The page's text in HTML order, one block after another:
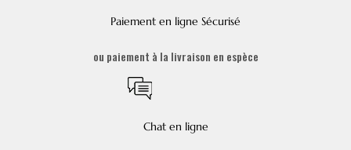
Paiement en ligne Sécurisé
ou paiement à la livraison en espèce
Chat en ligne